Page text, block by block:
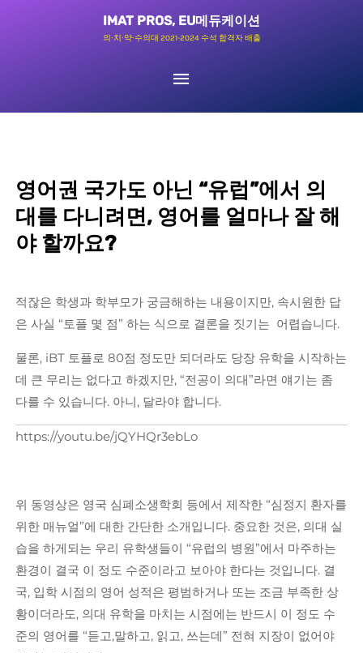
건
IMAT PROS, EU메듀케이션
의∙치∙약∙수의대 2021-2024 수석 합격자 배출
메
영어권 국가도 아닌 “유럽”에서 의
대를 다니려면, 영어를 얼마나 잘 해
야 할까요?
적잖은 학생과 학부모가 궁금해하는 내용이지만, 속시원한 답
은 사실 “토플 몇 점” 하는 식으로 결론을 짓기는 어렵습니다.
물론, iBT 토플로 80점 정도만 되더라도 당장 유학을 시작하는
데 큰 무리는 없다고 하겠지만, “전공이 의대”라면 얘기는 좀
다를 수 있습니다. 아니, 달라야 합니다.
https://youtu.be/jQYHQr3ebLo
위 동영상은 영국 심폐소생학회 등에서 제작한 “심정지 환자를
위한 매뉴얼”에 대한 간단한 소개입니다. 중요한 것은, 의대 실
습을 하게되는 우리 유학생들이 “유럽의 병원”에서 마주하는
환경이 결국 이 정도 수준이라고 보아야 한다는 것입니다. 결
국, 입학 시점의 영어 성적은 평범하거나 또는 조금 부족한 상
황이더라도, 의대 유학을 마치는 시점에는 반드시 이 정도 수
준의 영어를 “듣고,말하고, 읽고, 쓰는데” 전혀 지장이 없어야